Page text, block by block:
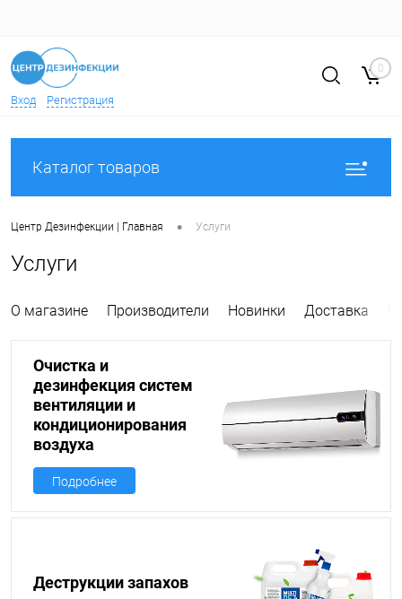
Вход Регистрация
0
Каталог товаров
Центр Дезинфекции | Главная • Услуги
Услуги
О магазине Производители Новинки Доставка
Очистка и
дезинфекция систем
вентиляции и
кондиционирования
воздуха
Подробнее
Деструкции запахов